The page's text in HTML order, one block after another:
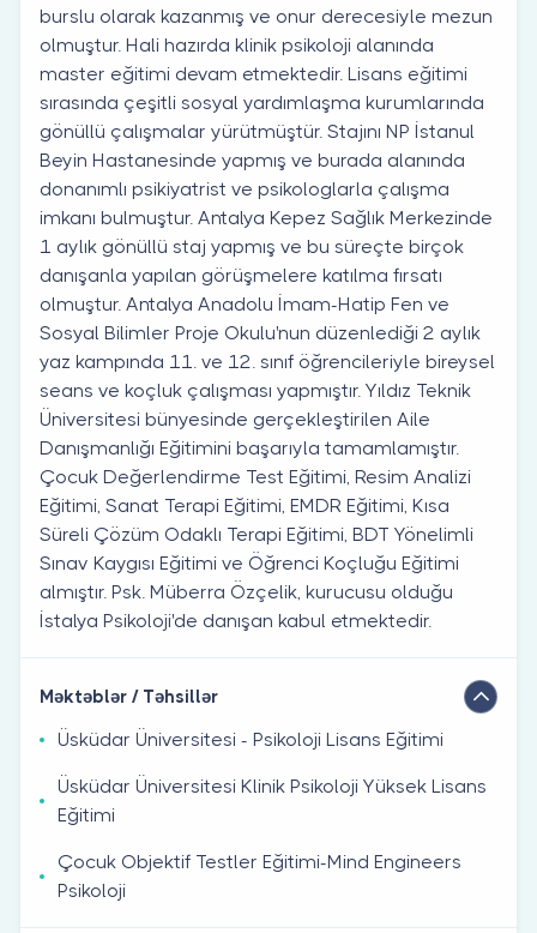
burslu olarak kazanmış ve onur derecesiyle mezun
olmuştur. Hali hazırda klinik psikoloji alanında
master eğitimi devam etmektedir. Lisans eğitimi
sırasında çeşitli sosyal yardımlaşma kurumlarında
gönüllü çalışmalar yürütmüştür. Stajını NP İstanul
Beyin Hastanesinde yapmış ve burada alanında
donanımlı psikiyatrist ve psikologlarla çalışma
imkanı bulmuştur. Antalya Kepez Sağlık Merkezinde
1 aylık gönüllü staj yapmış ve bu süreçte birçok
danışanla yapılan görüşmelere katılma fırsatı
olmuştur. Antalya Anadolu İmam-Hatip Fen ve
Sosyal Bilimler Proje Okulu'nun düzenlediği 2 aylık
yaz kampında 11. ve 12. sınıf öğrencileriyle bireysel
seans ve koçluk çalışması yapmıştır. Yıldız Teknik
Üniversitesi bünyesinde gerçekleştirilen Aile
Danışmanlığı Eğitimini başarıyla tamamlamıştır.
Çocuk Değerlendirme Test Eğitimi, Resim Analizi
Eğitimi, Sanat Terapi Eğitimi, EMDR Eğitimi, Kısa
Süreli Çözüm Odaklı Terapi Eğitimi, BDT Yönelimli
Sınav Kaygısı Eğitimi ve Öğrenci Koçluğu Eğitimi
almıştır. Psk. Müberra Özçelik, kurucusu olduğu
İstalya Psikoloji'de danışan kabul etmektedir.
Məktəblər / Təhsillər
Üsküdar Üniversitesi - Psikoloji Lisans Eğitimi
Üsküdar Üniversitesi Klinik Psikoloji Yüksek Lisans
Eğitimi
Çocuk Objektif Testler Eğitimi-Mind Engineers
Psikoloji